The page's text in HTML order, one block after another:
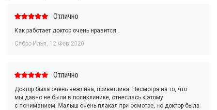
Отлично
Как работает доктор очень нравится.
Сябро Илья, 12 Фев 2020
Отлично
Доктор была очень вежлива, приветлива. Несмотря на то, что
мы давно не были в поликлинике, отнеслась к этому
с пониманием. Малыш очень плакал при осмотре, но доктор была